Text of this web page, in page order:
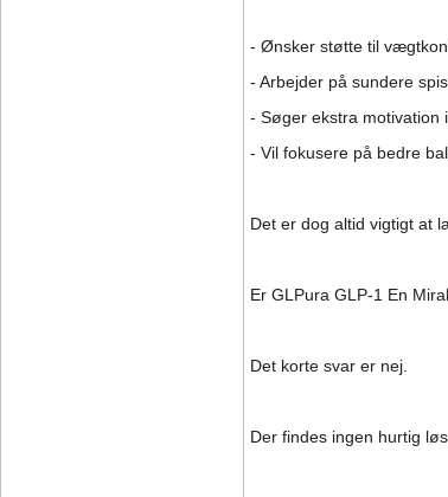
- Ønsker støtte til
- Arbejder på sundere
- Søger ekstra motivation
- Vil fokusere på bedre
Det er dog altid vigtigt at
Er GLPura GLP-1 En
Det korte svar er nej.
Der findes ingen hurtig